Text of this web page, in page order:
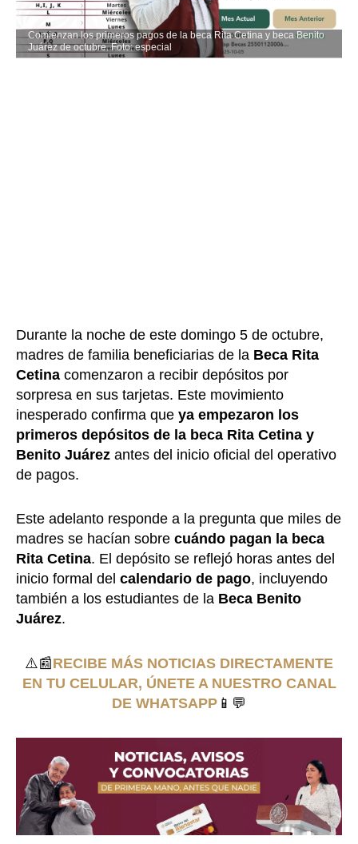
Comienzan los primeros pagos de la beca Rita Cetina y beca Benito
Juárez de octubre. Foto: especial
Durante la noche de este domingo 5 de octubre,
madres de familia beneficiarias de la Beca Rita
Cetina comenzaron a recibir depósitos por
sorpresa en sus tarjetas. Este movimiento
inesperado confirma que ya empezaron los
primeros depósitos de la beca Rita Cetina y
Benito Juárez antes del inicio oficial del operativo
de pagos.
Este adelanto responde a la pregunta que miles de
madres se hacían sobre cuándo pagan la beca
Rita Cetina. El depósito se reflejó horas antes del
inicio formal del calendario de pago, incluyendo
también a los estudiantes de la Beca Benito
Juárez.
⚠️📰RECIBE MÁS NOTICIAS DIRECTAMENTE
EN TU CELULAR, ÚNETE A NUESTRO CANAL
DE WHATSAPP 📱💬